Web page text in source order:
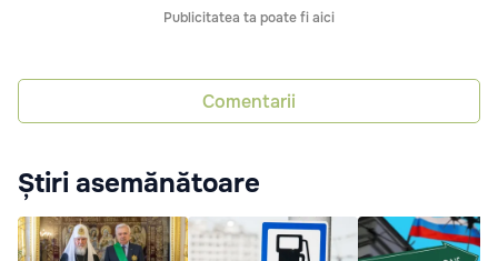
Publicitatea ta poate fi aici
Comentarii
Știri asemănătoare